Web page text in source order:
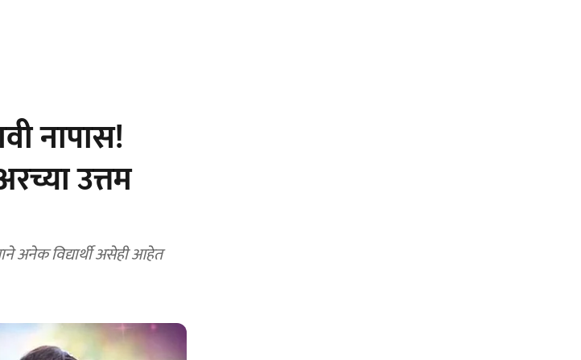
नापास!
उत्तम
अनेक विद्यार्थी असेही आहेत